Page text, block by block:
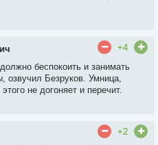
+4
беспокоить и занимать
озвучил Безруков. Умница,
не догоняет и перечит.
+2